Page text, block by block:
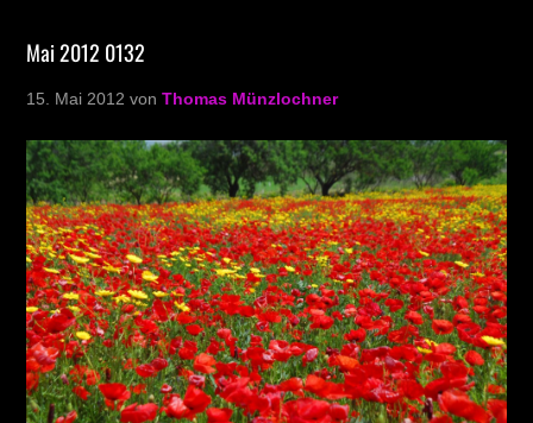
Mai 2012 0132
15. Mai 2012 vonThomas Münzlochner